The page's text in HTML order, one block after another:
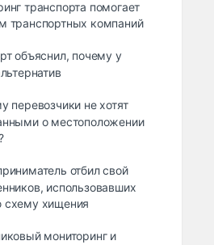
транспорта помогает
транспортных компаний
объяснил, почему у
перевозчики не хотят
о местоположении
отбил свой
использовавших
схему хищения
мониторинг и